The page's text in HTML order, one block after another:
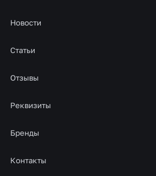
Новости
Статьи
Отзывы
Реквизиты
Бренды
Контакты